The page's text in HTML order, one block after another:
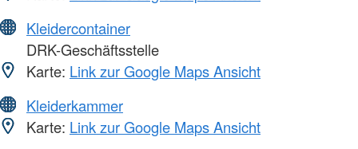
Kleidercontainer
DRK-Geschäftsstelle
Karte: Link zur Google Maps Ansicht
Kleiderkammer
Karte: Link zur Google Maps Ansicht